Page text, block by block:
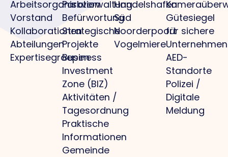
Arbeitsorganisation
Vorstand
Kollaborationen
Abteilungen
Expertisegroepen
Parkverwaltung
Befürwortung
Strategische
Projekte
Business
Investment
Zone (BIZ)
Aktivitäten /
Tagesordnung
Praktische
Informationen
Gemeinde
Handelshafen
Süd
Noorderpoort
Vogelmiere
Gütesiegel
für sichere
Unternehmen
AED-
Standorte
Polizei /
Digitale
Meldung